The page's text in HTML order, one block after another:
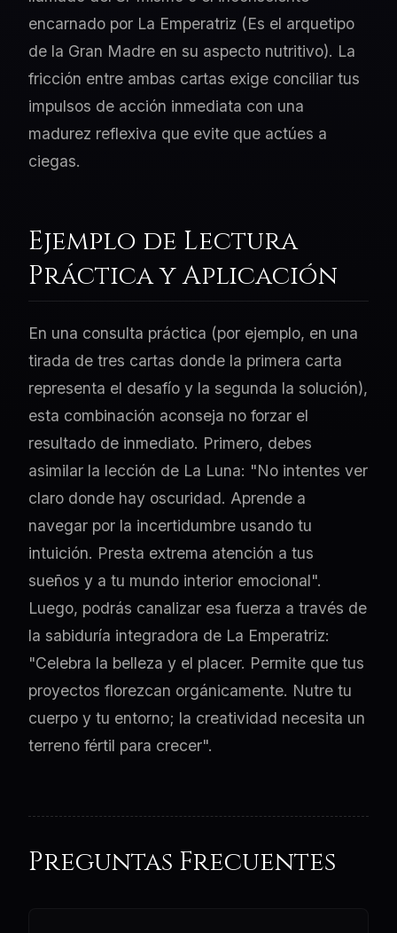
encarnado por La Emperatriz (Es el arquetipo
de la Gran Madre en su aspecto nutritivo). La
fricción entre ambas cartas exige conciliar tus
impulsos de acción inmediata con una
madurez reflexiva que evite que actúes a
ciegas.
Ejemplo de Lectura
Práctica y Aplicación
En una consulta práctica (por ejemplo, en una
tirada de tres cartas donde la primera carta
representa el desafío y la segunda la solución),
esta combinación aconseja no forzar el
resultado de inmediato. Primero, debes
asimilar la lección de La Luna: "No intentes ver
claro donde hay oscuridad. Aprende a
navegar por la incertidumbre usando tu
intuición. Presta extrema atención a tus
sueños y a tu mundo interior emocional".
Luego, podrás canalizar esa fuerza a través de
la sabiduría integradora de La Emperatriz:
"Celebra la belleza y el placer. Permite que tus
proyectos florezcan orgánicamente. Nutre tu
cuerpo y tu entorno; la creatividad necesita un
terreno fértil para crecer".
Preguntas Frecuentes